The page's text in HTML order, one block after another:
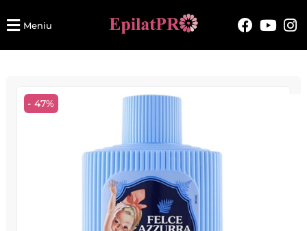
Meniu
- 47%